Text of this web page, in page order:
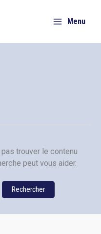
Menu
trouver le contenu
peut vous aider.